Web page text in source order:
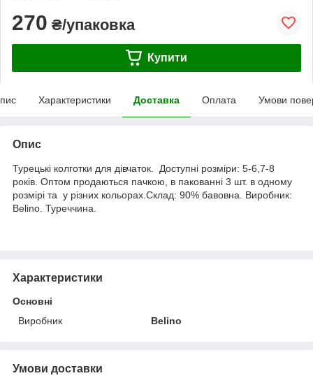
270 ₴/упаковка
Купити
Характеристики Доставка Оплата Умови
Опис
Турецькі колготки для дівчаток. Доступні розміри: 5-6,7-8
років. Оптом продаються пачкою, в пакованні 3 шт. в одному
розмірі та у різних кольорах.Склад: 90% бавовна. Виробник:
Belino. Туреччина.
Характеристики
Основні
Виробник
Belino
Умови доставки